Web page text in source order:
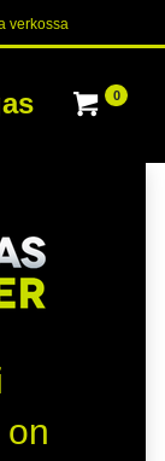
verk​​​​ossa
0